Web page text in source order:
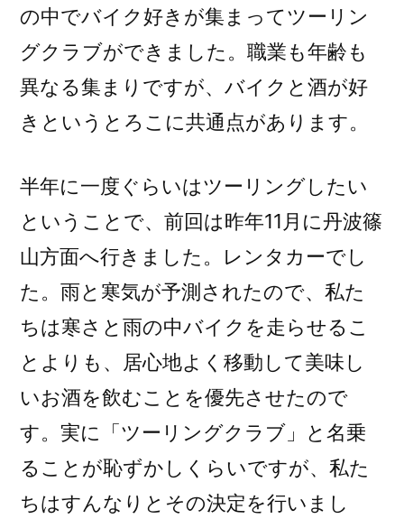
の中でバイク好きが集まってツーリン
グクラブができました。職業も年齢も
異なる集まりですが、バイクと酒が好
きというとろこに共通点があります。
半年に一度ぐらいはツーリングしたい
ということで、前回は昨年11月に丹波篠
山方面へ行きました。レンタカーでし
た。雨と寒気が予測されたので、私た
ちは寒さと雨の中バイクを走らせるこ
とよりも、居心地よく移動して美味し
いお酒を飲むことを優先させたので
す。実に「ツーリングクラブ」と名乗
ることが恥ずかしくらいですが、私た
ちはすんなりとその決定を行いまし